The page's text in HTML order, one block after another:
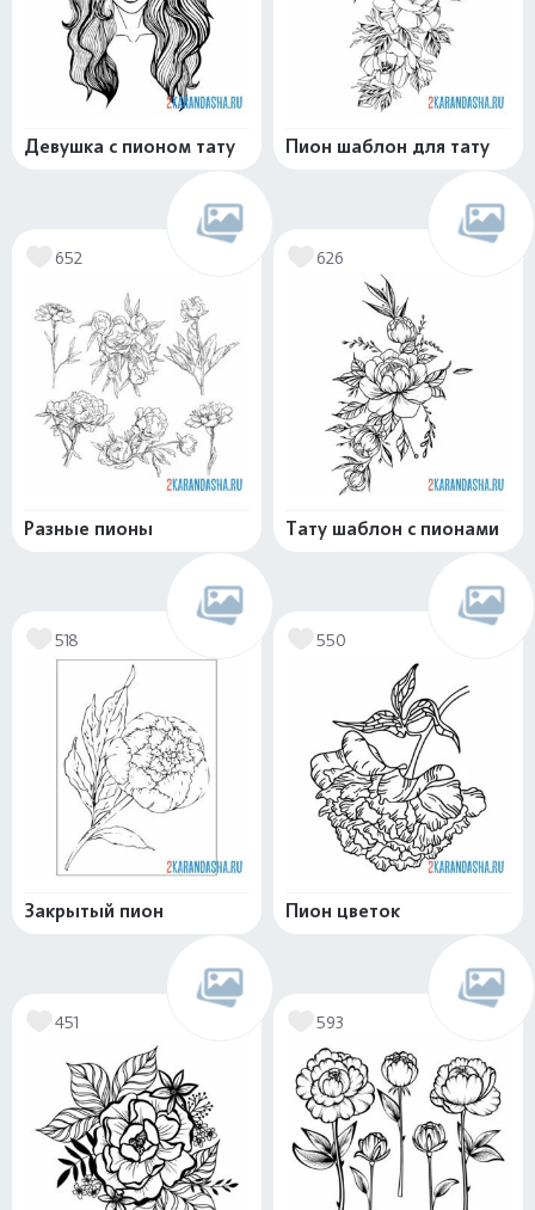
Девушка с пионом тату Пион шаблон для тату
652
Разные пионы
626
Тату шаблон с пионами
518
Закрытый пион
550
Пион цветок
451 593